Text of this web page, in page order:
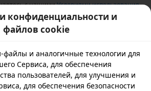
с нашимиУсловиями использования
что прочитали нашу Политику
конфиденциальности
конфиденциальности и
файлов cookie
файлы и аналогичные технологии для
Сервиса, для обеспечения
пользователей, для улучшения и
для обеспечения безопасности